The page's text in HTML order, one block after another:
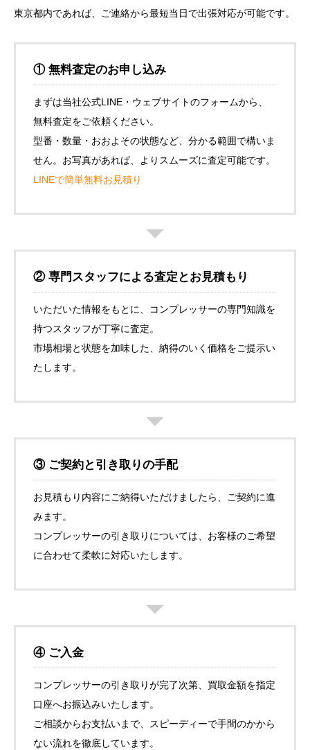
東京都内であれば、ご連絡から最短当日で出張対応が可能です。
① 無料査定のお申し込み
まずは当社公式LINE・ウェブサイトのフォームから、
無料査定をご依頼ください。
型番・数量・おおよその状態など、分かる範囲で構いま
せん。お写真があれば、よりスムーズに査定可能です。
LINEで簡単無料お見積り
② 専門スタッフによる査定とお見積もり
いただいた情報をもとに、コンプレッサーの専門知識を
持つスタッフが丁寧に査定。
市場相場と状態を加味した、納得のいく価格をご提示い
たします。
③ ご契約と引き取りの手配
お見積もり内容にご納得いただけましたら、ご契約に進
みます。
コンプレッサーの引き取りについては、お客様のご希望
に合わせて柔軟に対応いたします。
④ ご入金
コンプレッサーの引き取りが完了次第、買取金額を指定
口座へお振込みいたします。
ご相談からお支払いまで、スピーディーで手間のかから
ない流れを徹底しています。